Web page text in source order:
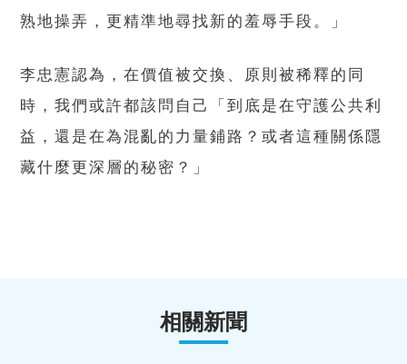
熟地操弄，更精準地尋找新的羞辱手段。」
李忠憲認為，在價值被交換、原則被稀釋的同
時，我們或許都該問自己「到底是在守護公共利
益，還是在為混亂的力量鋪路？或者這種關係隱
藏什麼更深層的秘密？」
相關新聞